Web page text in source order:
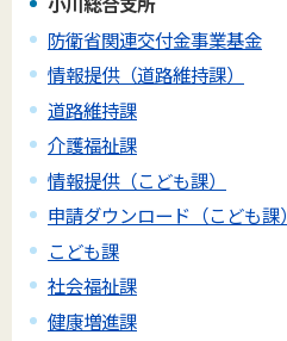
防衛省関連交付金事業基金
情報提供（道路維持課）
道路維持課
介護福祉課
情報提供（こども課）
申請ダウンロード（こども課）
こども課
社会福祉課
健康増進課